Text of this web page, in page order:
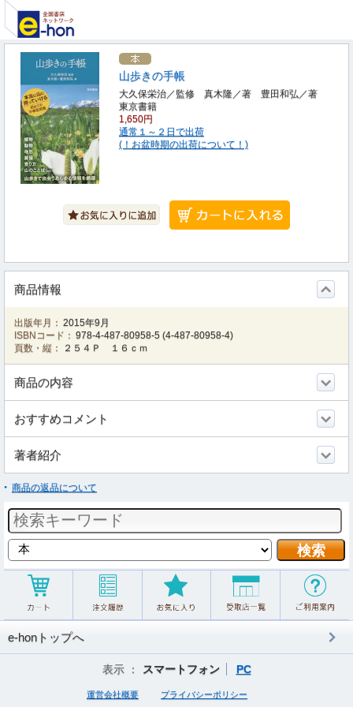
山歩きの手帳
大久保栄治／監修 真木隆／著 豊田和弘／著
東京書籍
1,650円
通常１～２日で出荷
(！お盆時期の出荷について！)
商品情報
出版年月： 2015年9月
ISBNコード： 978-4-487-80958-5 (4-487-80958-4)
頁数・縦：
２５４Ｐ １６ｃｍ
商品の内容
おすすめコメント
著者紹介
商品の返品について
e-honトップへ
表示 ： スマートフォン PC
運営会社概要 プライバシーポリシー